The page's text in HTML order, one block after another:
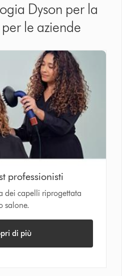
Dyson per la
le aziende
professionisti
dei capelli riprogettata
salone.
di più